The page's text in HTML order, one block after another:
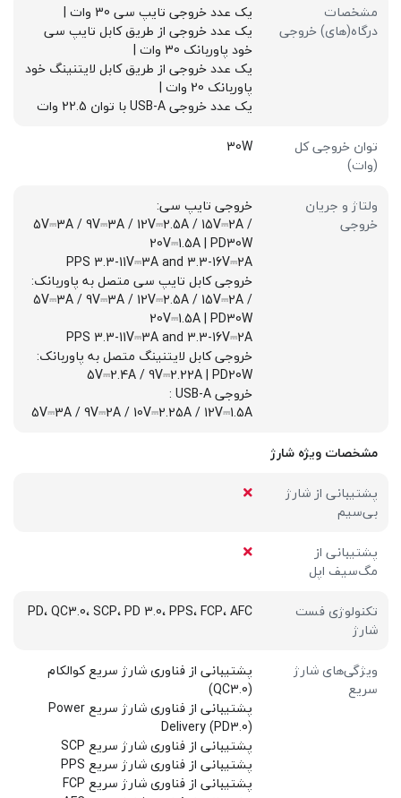
مشخصات
درگاه(های) خروجی
یک عدد خروجی تایپ سی 30 وات |
یک عدد خروجی از طریق کابل تایپ سی
خود پاوربانک 30 وات |
یک عدد خروجی از طریق کابل لایتنینگ خود
پاوربانک 20 وات |
یک عدد خروجی USB-A با توان 22.5 وات
توان خروجی کل
(وات)
30W
ولتاژ و جریان
خروجی
خروجی تایپ سی:
5V⎓3A / 9V⎓3A / 12V⎓2.5A / 15V⎓2A /
20V⎓1.5A | PD30W
PPS 3.3-11V⎓3A and 3.3-16V⎓2A
خروجی کابل تایپ سی متصل به پاوربانک:
5V⎓3A / 9V⎓3A / 12V⎓2.5A / 15V⎓2A /
20V⎓1.5A | PD30W
PPS 3.3-11V⎓3A and 3.3-16V⎓2A
خروجی کابل لایتنینگ متصل به پاوربانک:
5V⎓2.4A / 9V⎓2.22A | PD20W
خروجی USB-A :
5V⎓3A / 9V⎓2A / 10V⎓2.25A / 12V⎓1.5A
مشخصات ویژه شارژ
پشتیبانی از شارژ
بی‌سیم
پشتیبانی از
مگ‌سیف اپل
تکنولوژی فست
شارژ
PD، QC3.0، SCP، PD 3.0، PPS، FCP، AFC
ویژگی‌های شارژ
سریع
پشتیبانی از فناوری شارژ سریع کوالکام
(QC3.0)
پشتیبانی از فناوری شارژ سریع Power
Delivery (PD3.0)
پشتیبانی از فناوری شارژ سریع SCP
پشتیبانی از فناوری شارژ سریع PPS
پشتیبانی از فناوری شارژ سریع FCP